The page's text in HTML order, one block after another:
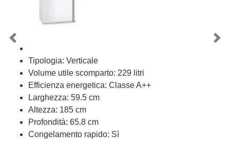
Tipologia: Verticale
Volume utile scomparto: 229 litri
Efficienza energetica: Classe A++
Larghezza: 59.5 cm
Altezza: 185 cm
Profondità: 65.8 cm
Congelamento rapido: Sì
Previous